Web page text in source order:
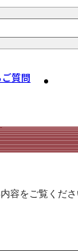
質問
容をご覧くださ